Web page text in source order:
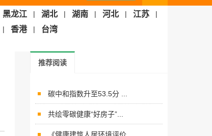
黑龙江 | 湖北 | 湖南 | 河北 | 江苏 |
| 香港 |
台湾
推荐阅读
碳中和指数升至53.5分 ...
共绘零碳健康“好房子”...